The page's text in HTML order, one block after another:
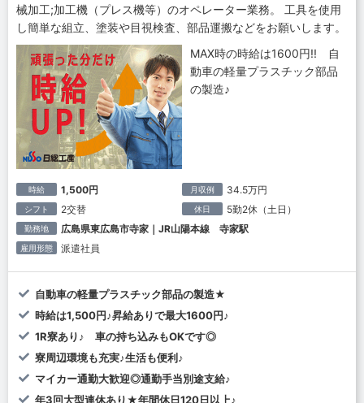
械加工;加工機（プレス機等）のオペレーター業務。 工具を使用
し簡単な組立、塗装や目視検査、部品運搬などをお願いします。
MAX時の時給は1600円!! 自
動車の軽量プラスチック部品
の製造♪
時給 1,500円 月収例 34.5万円
シフト 2交替 休日 5勤2休（土日）
勤務地 広島県東広島市寺家｜JR山陽本線 寺家駅
雇用形態 派遣社員
自動車の軽量プラスチック部品の製造★
時給は1,500円♪昇給ありで最大1600円♪
1R寮あり♪ 車の持ち込みもOKです◎
寮周辺環境も充実♪生活も便利♪
マイカー通勤大歓迎◎通勤手当別途支給♪
年3回大型連休あり★年間休日120日以上♪